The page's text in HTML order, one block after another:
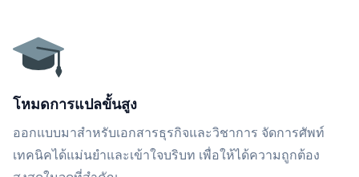
โหมดการแปลขั้นสูง
ออกแบบมาสำหรับเอกสารธุรกิจและวิชาการ จัดการศัพท์
เทคนิคได้แม่นยำและเข้าใจบริบท เพื่อให้ได้ความถูกต้อง